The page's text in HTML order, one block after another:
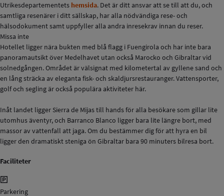
Utrikesdepartementets hemsida. Det är ditt ansvar att se till att du, och
samtliga resenärer i ditt sällskap, har alla nödvändiga rese- och
hälsodokument samt uppfyller alla andra inresekrav innan du reser.
Missa inte
Hotellet ligger nära bukten med blå flagg i Fuengirola och har inte bara
panoramautsikt över Medelhavet utan också Marocko och Gibraltar vid
solnedgången. Området är välsignat med kilometertal av gyllene sand och
en lång sträcka av eleganta fisk- och skaldjursrestauranger. Vattensporter,
golf och segling är också populära aktiviteter här.
Inåt landet ligger Sierra de Mijas till hands för alla besökare som gillar lite
utomhus äventyr, och Barranco Blanco ligger bara lite längre bort, med
massor av vattenfall att jaga. Om du bestämmer dig för att hyra en bil
ligger den dramatiskt steniga ön Gibraltar bara 90 minuters bilresa bort.
Faciliteter
Parkering